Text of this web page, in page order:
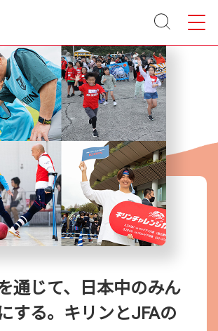
サイト
内検索
メニュ
ー
通じて、日本中のみん
する。キリンとJFAの